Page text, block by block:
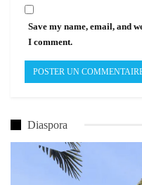
Save my name, email, and
I comment.
Diaspora